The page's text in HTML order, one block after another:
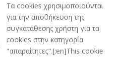
Τα cookies χρησιμοποιούνται
για την αποθήκευση της
συγκατάθεσης χρήστη για τα
cookies στην κατηγορία
"απαραίτητες".[:en]This cookie